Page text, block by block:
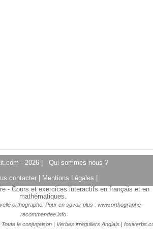
- 2026 | Qui sommes nous ?
contacter Mentions Légales
- Cours et exercices interactifs en français et en
mathématiques.
orthographe. Pour en savoir plus : www.orthographe-
recommandee.info
Toute la conjugaison | Verbes irréguliers Anglais |